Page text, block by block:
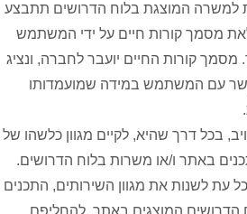
למשרה המוצגת בלוח הדרושים תתבצע
מסמך קורות חיים על ידי המשתמש
קורות החיים יועבר לחברה, ונציג
עם המשתמש במידה שמועמדותו
בכל דרך שהיא, לקיים מגוון כלשהו של
באתר ו/או משרות בלוח הדרושים.
עת לשנות את מגוון השירותים, התכנים
הדרושים המוצגים באתר, להחליפם